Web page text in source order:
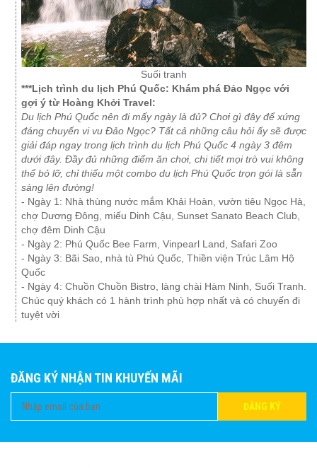
Suối tranh
***Lịch trình du lịch Phú Quốc: Khám phá Đảo Ngọc với
gợi ý từ Hoàng Khởi Travel:
Du lịch Phú Quốc nên đi mấy ngày là đủ? Chơi gì đây để xứng
đáng chuyến vi vu Đảo Ngọc? Tất cả những câu hỏi ấy sẽ được
giải đáp ngay trong lịch trình du lịch Phú Quốc 4 ngày 3 đêm
dưới đây. Đầy đủ những điểm ăn chơi, chi tiết mọi trò vui không
thể bỏ lỡ, chỉ thiếu một combo du lịch Phú Quốc trọn gói là sẵn
sàng lên đường!
- Ngày 1: Nhà thùng nước mắm Khải Hoàn, vườn tiêu Ngọc Hà,
chợ Dương Đông, miếu Dinh Cậu, Sunset Sanato Beach Club,
chợ đêm Dinh Cậu
- Ngày 2: Phú Quốc Bee Farm, Vinpearl Land, Safari Zoo
- Ngày 3: Bãi Sao, nhà tù Phú Quốc, Thiền viện Trúc Lâm Hộ
Quốc
- Ngày 4: Chuồn Chuồn Bistro, làng chài Hàm Ninh, Suối Tranh.
Chúc quý khách có 1 hành trình phù hợp nhất và có chuyến đi
tuyệt vời
ĐĂNG KÝ NHẬN TIN KHUYẾN MÃI
ĐĂNG KÝ